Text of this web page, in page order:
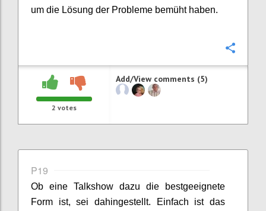
um die Lösung der Probleme bemüht haben.
2 votes
Add/View comments (5)
P19
Ob eine Talkshow dazu die bestgeeignete
Form ist, sei dahingestellt. Einfach ist das